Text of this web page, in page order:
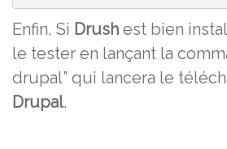
Enfin, Si Drush est bien
le tester en lançant la
drupal” qui lancera le
Drupal.